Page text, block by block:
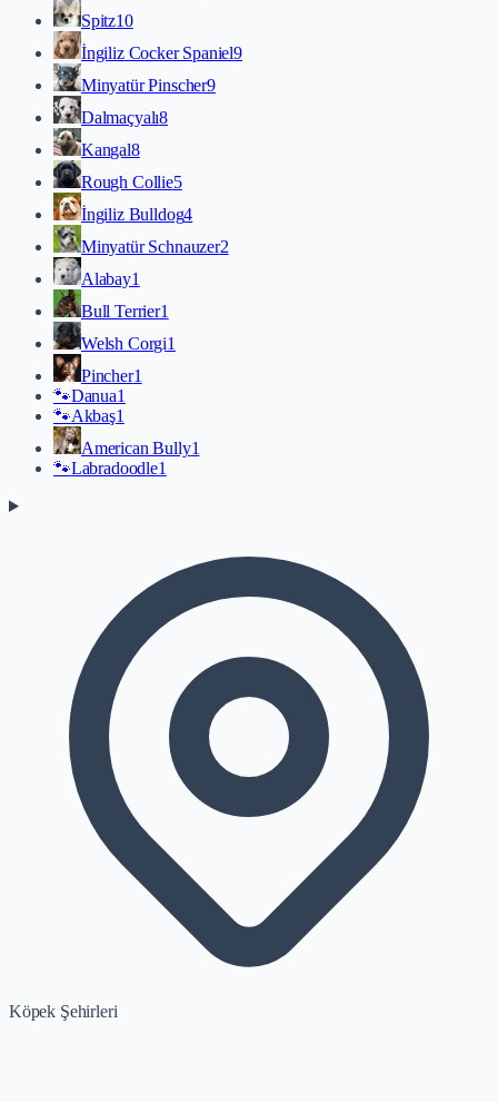
Spitz10
İngiliz Cocker Spaniel9
Minyatür Pinscher9
Dalmaçyalı8
Kangal8
Rough Collie5
İngiliz Bulldog4
Minyatür Schnauzer2
Alabay1
Bull Terrier1
Welsh Corgi1
Pincher1
🐾Danua1
🐾Akbaş1
American Bully1
🐾Labradoodle1
Köpek Şehirleri